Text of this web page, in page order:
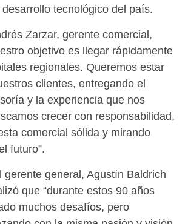
tecnológico del país.
Zarzar, gerente comercial,
objetivo es llegar rápidamente
regionales. Queremos estar
clientes, entregando el
y la experiencia que nos
crecer con responsabilidad,
comercial sólida y mirando
futuro”.
gerente general, Agustín Baldrich
que “durante estos 90 años
muchos desafíos, pero